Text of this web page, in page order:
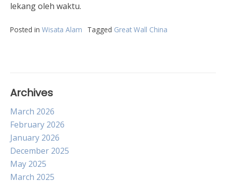
lekang oleh waktu.
Posted in Wisata Alam Tagged Great Wall China
Archives
March 2026
February 2026
January 2026
December 2025
May 2025
March 2025